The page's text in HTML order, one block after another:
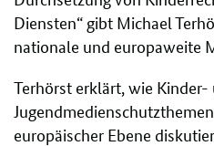
Diensten“ gibt Michael
nationale und europaweite
Terhörst erklärt, wie Kinder-
europäischer Ebene